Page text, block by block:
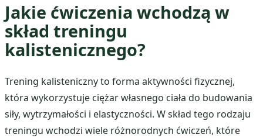
Jakie ćwiczenia wchodzą w
skład treningu
kalistenicznego?
Trening kalisteniczny to forma aktywności fizycznej,
która wykorzystuje ciężar własnego ciała do budowania
siły, wytrzymałości i elastyczności. W skład tego rodzaju
treningu wchodzi wiele różnorodnych ćwiczeń, które